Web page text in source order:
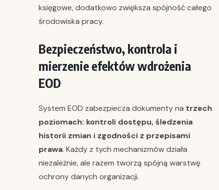
księgowe, dodatkowo zwiększa spójność całego
środowiska pracy.
Bezpieczeństwo, kontrola i
mierzenie efektów wdrożenia
EOD
System EOD zabezpiecza dokumenty na trzech
poziomach: kontroli dostępu, śledzenia
historii zmian i zgodności z przepisami
prawa. Każdy z tych mechanizmów działa
niezależnie, ale razem tworzą spójną warstwę
ochrony danych organizacji.